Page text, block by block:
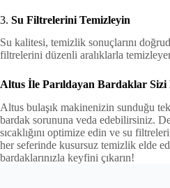
3. Su Filtrelerini Temizleyin
Su kalitesi, temizlik sonuçlarını
filtrelerini düzenli aralıklarla
Altus İle Parıldayan Bardaklar
Altus bulaşık makinenizin sunduğu
bardak sorununa veda edebilirsiniz.
sıcaklığını optimize edin ve su
her seferinde kusursuz temizlik elde
bardaklarınızla keyfini çıkarın!